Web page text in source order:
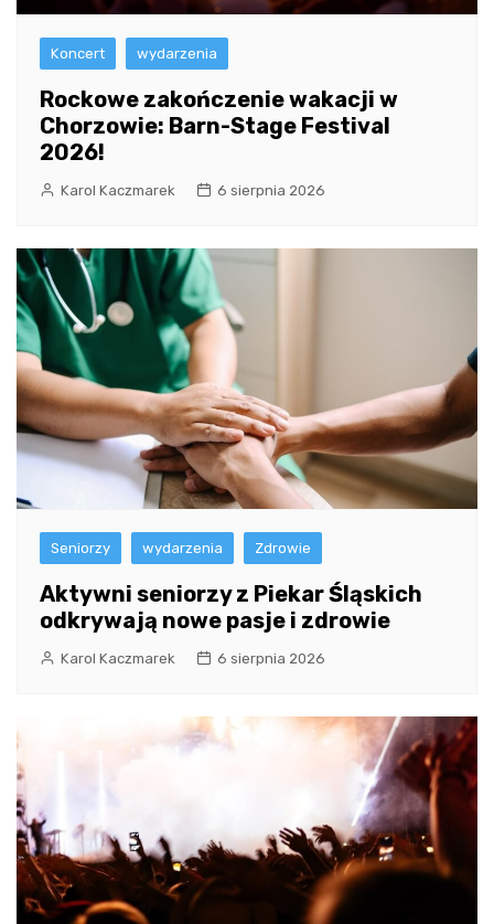
Koncert wydarzenia
Rockowe zakończenie wakacji w
Chorzowie: Barn-Stage Festival
2026!
Karol Kaczmarek 6 sierpnia 2026
Seniorzy wydarzenia Zdrowie
Aktywni seniorzy z Piekar Śląskich
odkrywają nowe pasje i zdrowie
Karol Kaczmarek 6 sierpnia 2026